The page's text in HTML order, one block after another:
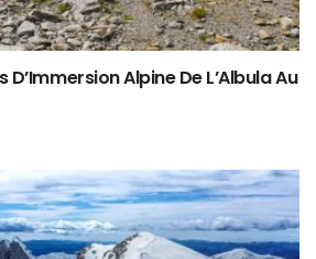
D’Immersion Alpine De L’Albula Au